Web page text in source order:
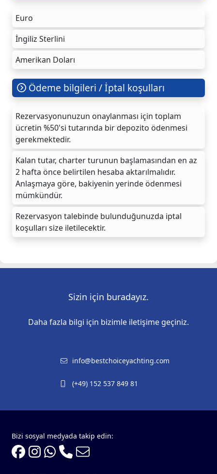
Euro
İngiliz Sterlini
Amerikan Doları
Ödeme bilgileri / İptal koşulları
Rezervasyonunuzun onaylanması için toplam
ücretin %50'si tutarında bir depozito ödenmesi
gerekmektedir.
Kalan tutar, charter turunun başlamasından en az
2 hafta önce belirtilen hesaba aktarılmalıdır.
Anlaşmaya göre, bakiyenin yerinde ödenmesi
mümkündür.
Rezervasyon talebinde bulunduğunuzda iptal
koşulları size iletilecektir.
Sizin için buradayız.
Daha fazla bilgi için bizimle iletişime geçiniz.
info@bestchoiceyachting.com
(+49) 152 537 849 81
Bizi sosyal medyada takip edin: